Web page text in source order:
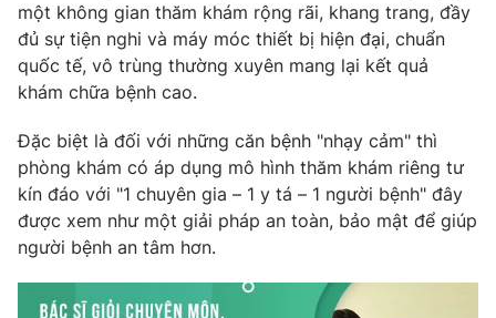
Liên hệ tòa soạn English
THỜI BÁO VTV
Theo dõi báo trên
Cơ quan chủ quản:Đài Truyền hình Việt Nam
một không gian thăm khám rộng rãi, khang trang, đầy
đủ sự tiện nghi và máy móc thiết bị hiện đại, chuẩn
quốc tế, vô trùng thường xuyên mang lại kết quả
khám chữa bệnh cao.
Đặc biệt là đối với những căn bệnh "nhạy cảm" thì
phòng khám có áp dụng mô hình thăm khám riêng tư
kín đáo với "1 chuyên gia – 1 y tá – 1 người bệnh" đây
được xem như một giải pháp an toàn, bảo mật để giúp
người bệnh an tâm hơn.